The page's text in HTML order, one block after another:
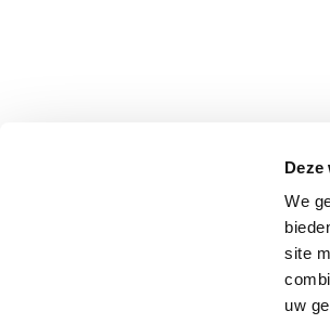
Deze
We
site
uw